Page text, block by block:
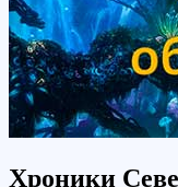
Хроники